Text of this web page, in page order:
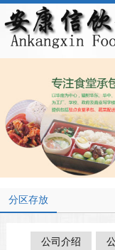
分区存放
公司介绍